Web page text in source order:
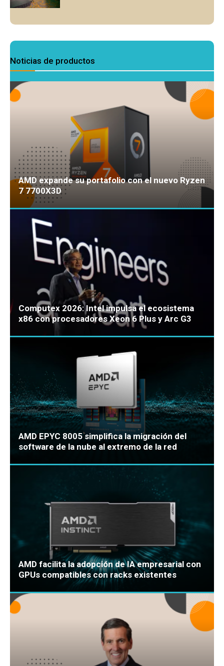
Noticias de productos
AMD expande su portafolio con el nuevo Ryzen
7 7700X3D
Computex 2026: Intel impulsa el ecosistema
x86 con procesadores Xeon 6 Plus y Arc G3
AMD EPYC 8005 simplifica la migración del
software de la nube al extremo de la red
AMD facilita la adopción de IA empresarial con
GPUs compatibles con racks existentes